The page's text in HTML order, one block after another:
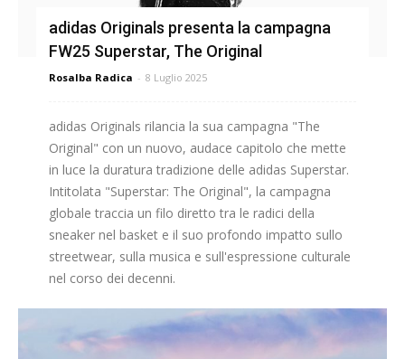
adidas Originals presenta la campagna
FW25 Superstar, The Original
Rosalba Radica - 8 Luglio 2025
adidas Originals rilancia la sua campagna "The
Original" con un nuovo, audace capitolo che mette
in luce la duratura tradizione delle adidas Superstar.
Intitolata "Superstar: The Original", la campagna
globale traccia un filo diretto tra le radici della
sneaker nel basket e il suo profondo impatto sullo
streetwear, sulla musica e sull'espressione culturale
nel corso dei decenni.